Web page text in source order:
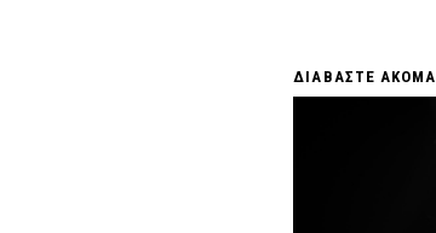
ΔΙΑΒΑΣΤΕ ΑΚΟΜΑ